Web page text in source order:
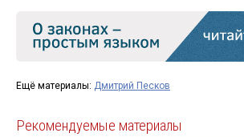
Ещё материалы: Дмитрий Песков
Рекомендуемые материалы